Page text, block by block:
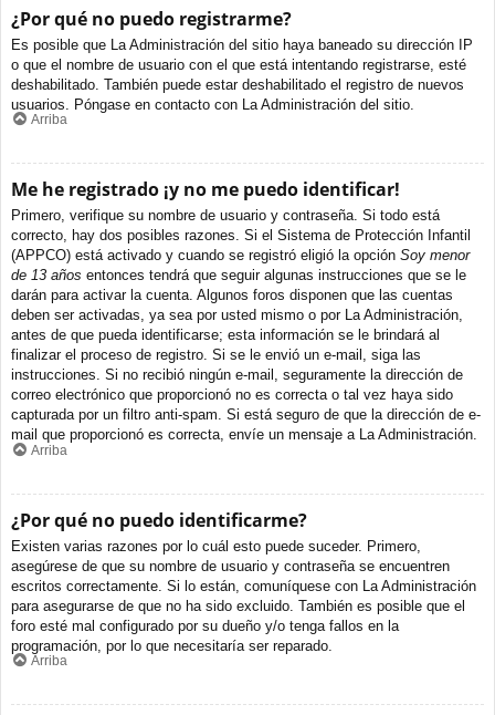
¿Por qué no puedo registrarme?
Es posible que La Administración del sitio haya baneado su dirección IP
o que el nombre de usuario con el que está intentando registrarse, esté
deshabilitado. También puede estar deshabilitado el registro de nuevos
usuarios. Póngase en contacto con La Administración del sitio.
Arriba
Me he registrado ¡y no me puedo identificar!
Primero, verifique su nombre de usuario y contraseña. Si todo está
correcto, hay dos posibles razones. Si el Sistema de Protección Infantil
(APPCO) está activado y cuando se registró eligió la opción Soy menor
de 13 años entonces tendrá que seguir algunas instrucciones que se le
darán para activar la cuenta. Algunos foros disponen que las cuentas
deben ser activadas, ya sea por usted mismo o por La Administración,
antes de que pueda identificarse; esta información se le brindará al
finalizar el proceso de registro. Si se le envió un e-mail, siga las
instrucciones. Si no recibió ningún e-mail, seguramente la dirección de
correo electrónico que proporcionó no es correcta o tal vez haya sido
capturada por un filtro anti-spam. Si está seguro de que la dirección de e-
mail que proporcionó es correcta, envíe un mensaje a La Administración.
Arriba
¿Por qué no puedo identificarme?
Existen varias razones por lo cuál esto puede suceder. Primero,
asegúrese de que su nombre de usuario y contraseña se encuentren
escritos correctamente. Si lo están, comuníquese con La Administración
para asegurarse de que no ha sido excluido. También es posible que el
foro esté mal configurado por su dueño y/o tenga fallos en la
programación, por lo que necesitaría ser reparado.
Arriba